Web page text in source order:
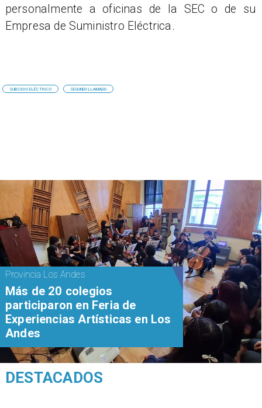
personalmente a oficinas de la SEC o de su
Empresa de Suministro Eléctrica.
SUBSIDIO ELÉCTRICO SEGUNDO LLAMADO
Provincia Los Andes
Más de 20 colegios
participaron en Feria de
Experiencias Artísticas en Los
Andes
DESTACADOS